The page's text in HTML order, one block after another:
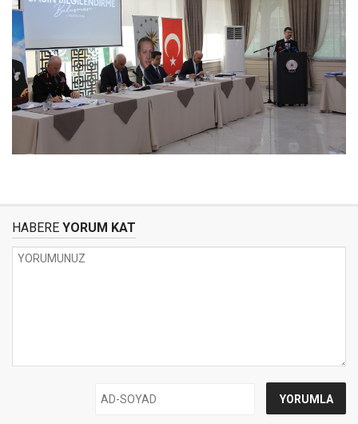
HABERE YORUM KAT